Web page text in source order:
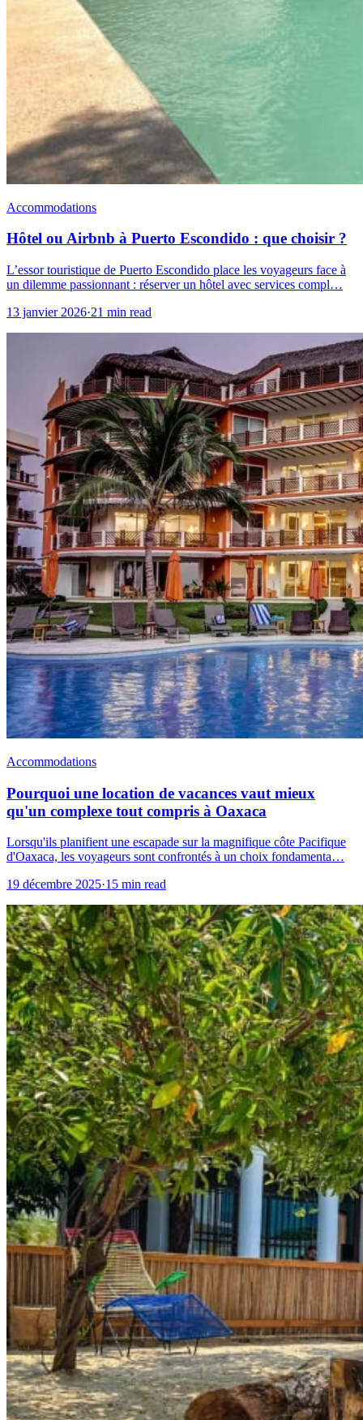
Accommodations
Hôtel ou Airbnb à Puerto Escondido : que choisir ?
L’essor touristique de Puerto Escondido place les voyageurs face à
un dilemme passionnant : réserver un hôtel avec services compl…
13 janvier 2026·21 min read
Accommodations
Pourquoi une location de vacances vaut mieux
qu'un complexe tout compris à Oaxaca
Lorsqu'ils planifient une escapade sur la magnifique côte Pacifique
d'Oaxaca, les voyageurs sont confrontés à un choix fondamenta…
19 décembre 2025·15 min read